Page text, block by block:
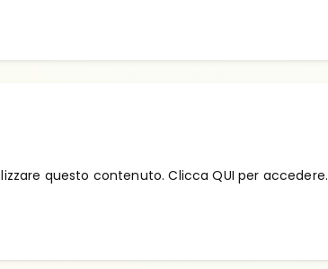
questo contenuto. Clicca QUI per accedere.